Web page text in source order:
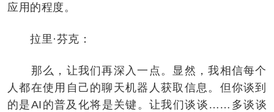
应用的程度。
拉里·芬克：
那么，让我们再深入一点。显然，我相信每个
人都在使用自己的聊天机器人获取信息。但你谈到
的是AI的普及化将是关键。让我们谈谈……多谈谈